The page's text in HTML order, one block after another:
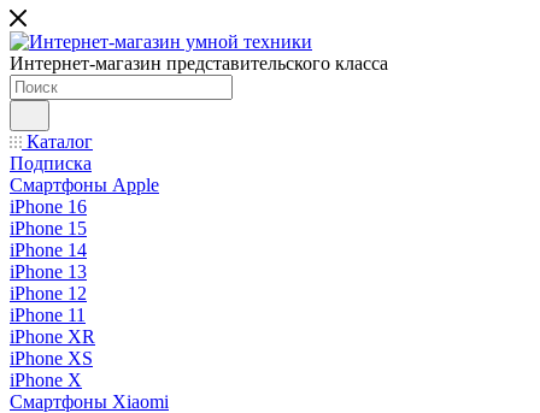
Интернет-магазин представительского класса
Каталог
Подписка
Смартфоны Apple
iPhone 16
iPhone 15
iPhone 14
iPhone 13
iPhone 12
iPhone 11
iPhone XR
iPhone XS
iPhone X
Смартфоны Xiaomi